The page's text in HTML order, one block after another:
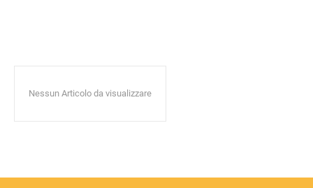
Nessun Articolo da visualizzare